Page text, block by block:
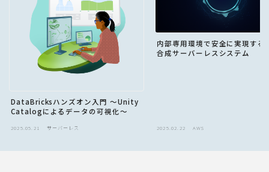
DataBricksハンズオン入門 〜Unity
Catalogによるデータの可視化〜
2025.05.21 サーバーレス
内部専用環境で安全に実現する
合成サーバーレスシステム
2025.02.22 AWS